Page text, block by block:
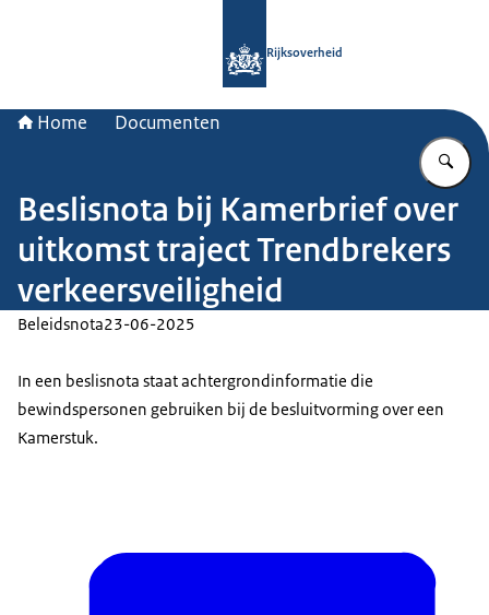
Rijksoverheid
Home Documenten
Beslisnota bij Kamerbrief over
uitkomst traject Trendbrekers
verkeersveiligheid
Beleidsnota23-06-2025
In een beslisnota staat achtergrondinformatie die
bewindspersonen gebruiken bij de besluitvorming over een
Kamerstuk.